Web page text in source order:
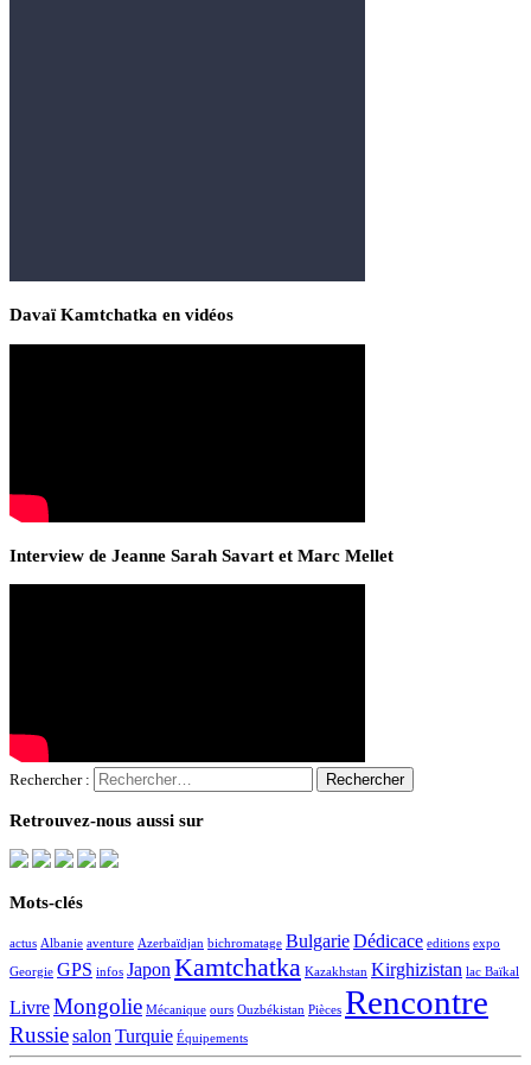
Davaï Kamtchatka en vidéos
Interview de Jeanne Sarah Savart et Marc Mellet
Rechercher :
Retrouvez-nous aussi sur
Mots-clés
actus Albanie aventure Azerbaïdjan bichromatage BulgarieDédicace editions expo
Georgie GPS infos Japon Kamtchatka Kazakhstan Kirghizistan lac Baïkal
LivreMongolie Mécanique ours Ouzbékistan Pièces Rencontre
Russiesalon Turquie Équipements